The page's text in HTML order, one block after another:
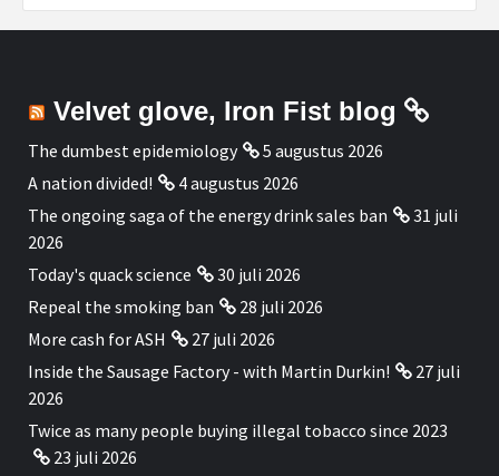
Velvet glove, Iron Fist blog
The dumbest epidemiology
5 augustus 2026
A nation divided!
4 augustus 2026
The ongoing saga of the energy drink sales ban
31 juli
2026
Today's quack science
30 juli 2026
Repeal the smoking ban
28 juli 2026
More cash for ASH
27 juli 2026
Inside the Sausage Factory - with Martin Durkin!
27 juli
2026
Twice as many people buying illegal tobacco since 2023
23 juli 2026